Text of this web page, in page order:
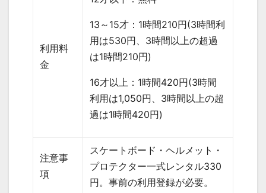
利用料
金
13 ～ 15才： 1時間210円(3時間利
用は530円、 3時間以上の超過
は1時間210円)
16才以上： 1時間420円(3時間
利用は1,050円、 3時間以上の超
過は1時間420円)
注意事
項
スケートボード・ヘルメット・
プロテクター一式レンタル330
円。事前の利用登録が必要。